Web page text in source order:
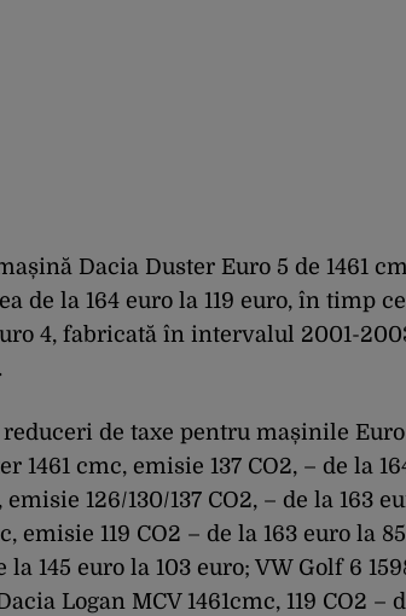
Dacia Duster Euro 5 de 1461
de la 164 euro la 119 euro, în timp
4, fabricată în intervalul 2001-
de taxe pentru mașinile
1461 cmc, emisie 137 CO2, – de la
126/130/137 CO2, – de la 163
emisie 119 CO2 – de la 163 euro la
la 145 euro la 103 euro; VW Golf 6
Logan MCV 1461cmc, 119 CO2 –